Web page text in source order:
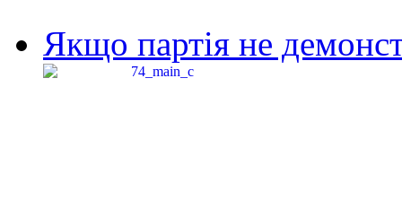
Якщо партія не